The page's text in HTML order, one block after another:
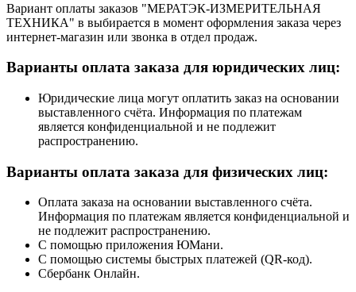
Вариант оплаты заказов "МЕРАТЭК-ИЗМЕРИТЕЛЬНАЯ
ТЕХНИКА" в выбирается в момент оформления заказа через
интернет-магазин или звонка в отдел продаж.
Варианты оплата заказа для юридических лиц:
Юридические лица могут оплатить заказ на основании
выставленного счёта. Информация по платежам
является конфиденциальной и не подлежит
распространению.
Варианты оплата заказа для физических лиц:
Оплата заказа на основании выставленного счёта.
Информация по платежам является конфиденциальной и
не подлежит распространению.
С помощью приложения ЮМани.
С помощью системы быстрых платежей (QR-код).
Сбербанк Онлайн.